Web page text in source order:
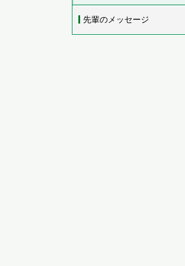
先輩のメッセージ